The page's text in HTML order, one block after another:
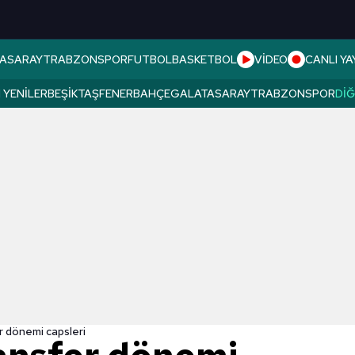
TRABZONSPORFUTBOLBASKETBOL VİDEO CANLI
YENILERBEŞIKTAŞFENERBAHÇEGALATASARAYTRABZONSPOR
dönemi capsleri